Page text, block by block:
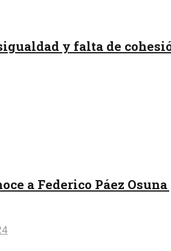
y falta de
a Federico Páez